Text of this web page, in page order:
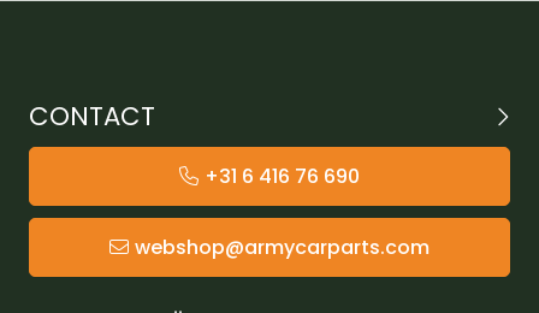
CONTACT
+31 6 416 76 690
webshop@armycarparts.com